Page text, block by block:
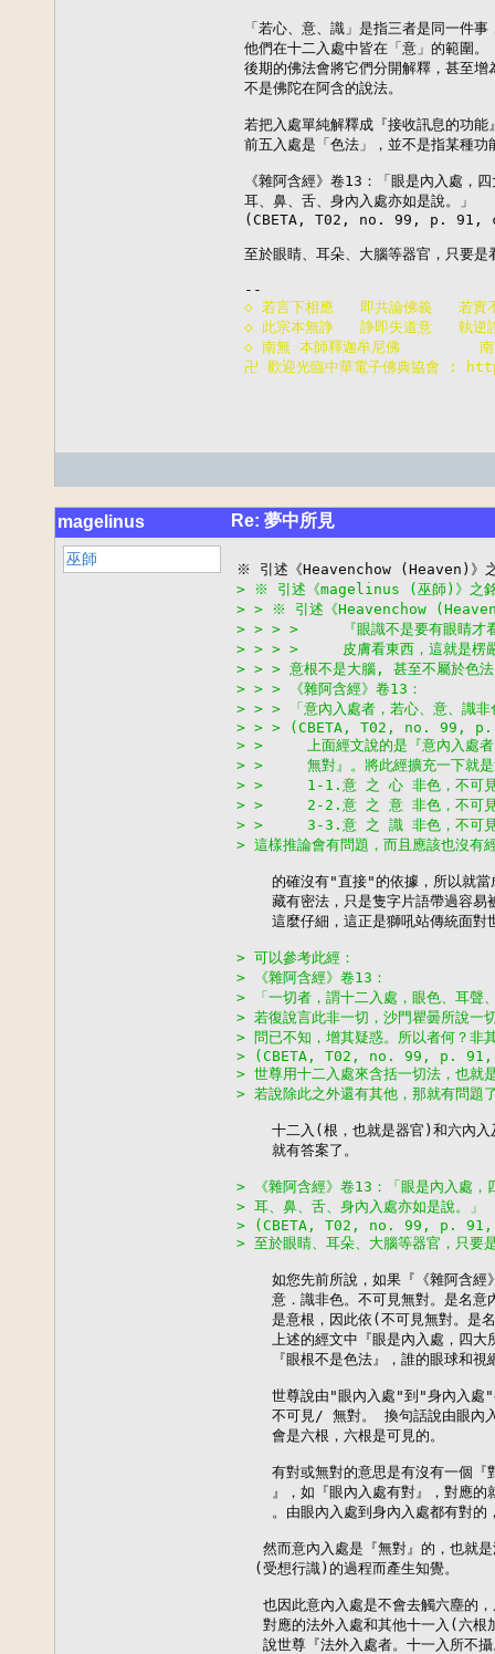
「若心、意、識」是指三者是同一件
他們在十二入處中皆在「意」的範圍。
後期的佛法會將它們分開解釋，甚至
不是佛陀在阿含的說法。
若把入處單純解釋成『接收訊息的功
前五入處是「色法」，並不是指某種功
《雜阿含經》卷13：「眼是內入處，
耳、鼻、舌、身內入處亦如是說。」
(CBETA, T02, no. 99, p. 91,
至於眼睛、耳朵、大腦等器官，只要
◇ 若言下相應   即共論佛義   若實
◇ 此宗本無諍   諍即失道意   執逆
◇ 南無 本師釋迦牟尼佛         南
卍 歡迎光臨中華電子佛典協會 :
magelinus Re: 夢中所見
巫師
> ※ 引述《magelinus (巫師)》之
> > ※ 引述《Heavenchow
> > > >     『眼識不是要有眼睛才看
> > > >     皮膚看東西，這就是楞嚴
> > > 意根不是大腦, 甚至不屬於色
> > > 《雜阿含經》卷13：
> > > 「意內入處者，若心、意、識非
> > > (CBETA, T02, no. 99,
> >     上面經文說的是『意內入處者
> >     無對』。將此經擴充一下就是
> >     1-1.意 之 心 非色，不可見
> >     2-2.意 之 意 非色，不可見
> >     3-3.意 之 識 非色，不可見
> 這樣推論會有問題，而且應該也沒有
的確沒有"直接"的依據，所以就當
藏有密法，只是隻字片語帶過容
這麼仔細，這正是獅吼站傳統面對
> 可以參考此經：
> 《雜阿含經》卷13：
> 「一切者，謂十二入處，眼色、耳聲
> 若復說言此非一切，沙門瞿曇所說一
> 問已不知，增其疑惑。所以者何？非
> (CBETA, T02, no. 99, p.
> 世尊用十二入處來含括一切法，也就
> 若說除此之外還有其他，那就有問題
十二入(根，也就是器官)和六內入
    就有答案了。
> 《雜阿含經》卷13：「眼是內入處，
> 耳、鼻、舌、身內入處亦如是說。」
> (CBETA, T02, no. 99, p.
> 至於眼睛、耳朵、大腦等器官，只要
如您先前所說，如果『《雜阿含經
意．識非色。不可見無對。是名意
是意根，因此依(不可見無對。是
上述的經文中『眼是內入處，四大
『眼根不是色法』，誰的眼球和視
世尊說由"眼內入處"到"身內入處
不可見/ 無對。 換句話說由眼內
    會是六根，六根是可見的。
有對或無對的意思是有沒有一個『
』，如『眼內入處有對』，對應
。由眼內入處到身內入處都有對的
然而意內入處是『無對』的，也就
  (受想行識)的過程而產生知覺。
也因此意內入處是不會去觸六塵的
對應的法外入處和其他十一入(六根
說世尊『法外入處者。十一入所不